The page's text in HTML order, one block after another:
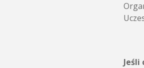
Jeśli